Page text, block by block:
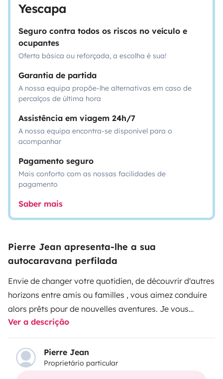
Yescapa
Seguro contra todos os riscos no veículo e
ocupantes
Oferta básica ou reforçada, a escolha é sua!
Garantia de partida
A nossa equipa propõe-lhe alternativas em caso de
percalços de última hora
Assistência em viagem 24h/7
A nossa equipa encontra-se disponível para o
acompanhar
Pagamento seguro
Mais conforto com as nossas facilidades de
pagamento
Saber mais
Pierre Jean apresenta-lhe a sua
autocaravana perfilada
Envie de changer votre quotidien, de découvrir d'autres
horizons entre amis ou familles , vous aimez conduire
alors prêts pour de nouvelles aventures. Je vous
propose mon camping car de 6.50 M , 2.33 de large et 3
M de hauteur avec lit central arrière de 150 x 190 ,
réfrigérateur de 140 L avec freezer, 2 plaques gaz,
évier, cabinet de toilette, cafetière italienne, vaisselle
Ver a descrição
Pierre Jean
Proprietário particular